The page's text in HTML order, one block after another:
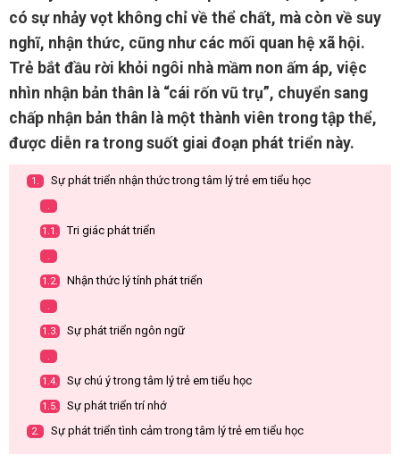
có sự nhảy vọt không chỉ về thể chất, mà còn về suy
nghĩ, nhận thức, cũng như các mối quan hệ xã hội.
Trẻ bắt đầu rời khỏi ngôi nhà mầm non ấm áp, việc
nhìn nhận bản thân là “cái rốn vũ trụ”, chuyển sang
chấp nhận bản thân là một thành viên trong tập thể,
được diễn ra trong suốt giai đoạn phát triển này.
1. Sự phát triển nhận thức trong tâm lý trẻ em tiểu học
.
1.1. Tri giác phát triển
.
1.2. Nhận thức lý tính phát triển
.
1.3. Sự phát triển ngôn ngữ
.
1.4. Sự chú ý trong tâm lý trẻ em tiểu học
1.5. Sự phát triển trí nhớ
2. Sự phát triển tình cảm trong tâm lý trẻ em tiểu học